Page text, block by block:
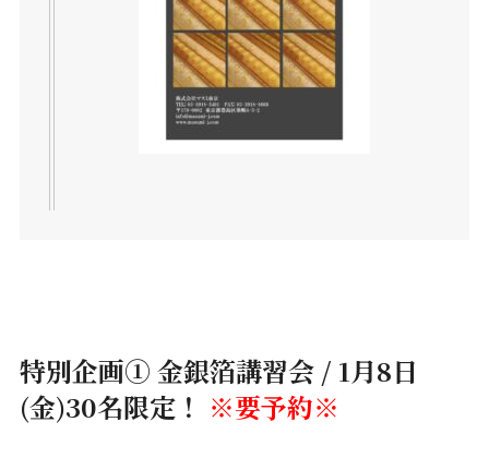
特別企画① 金銀箔講習会 / 1月8日
(金)30名限定！ ※要予約※